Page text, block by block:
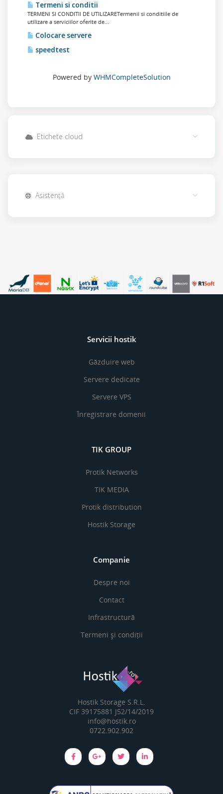
Termeni si conditii
TERMENI SI CONDITII DE UTILIZARETermenii si conditiile de
utilizare a serviciilor oferite de...
Colocare servere
speedtest
Powered by WHMCompleteSolution
Etichete cloud
Asistență
Servicii hostik
Găzduire web
Servere dedicate
Servere VPS
Înregistrare domenii
TIK GROUP
Protik Networks
TIK MEDIA
Protik distribution
Hostik Storage
Companie
Despre noi
Contact
Infrastructură
Termeni și condiții
Hostik Storage S.R.L.
CIF 39175881 J52/14/2019
info@hostik.ro
0722.902.902